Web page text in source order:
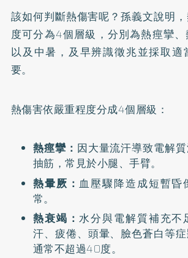
該如何判斷熱傷害呢？孫義文說明
度可分為4個層級，分別為熱痙攣
以及中暑 ，及早辨識徵兆並採取
要。
熱傷害依嚴重程度分成4個層級：
熱痙攣： 因大量流汗導致電解
抽筋，常見於小腿、手臂。
熱暈厥：血壓驟降造成短暫昏
常。
熱衰竭：水分與電解質補充不
汗、疲倦、頭暈、臉色蒼白等
通常不超過40度。